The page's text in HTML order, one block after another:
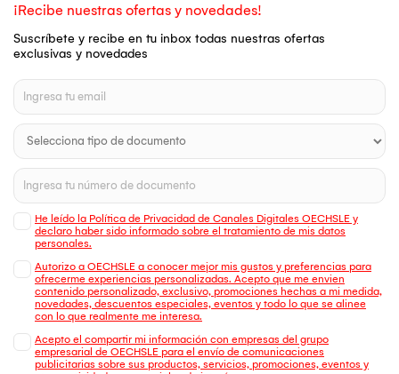
¡Recibe nuestras ofertas y novedades!
Suscríbete y recibe en tu inbox todas nuestras ofertas
exclusivas y novedades
He leído la Política de Privacidad de Canales Digitales OECHSLE y
declaro haber sido informado sobre el tratamiento de mis datos
personales.
Autorizo a OECHSLE a conocer mejor mis gustos y preferencias para
ofrecerme experiencias personalizadas. Acepto que me envien
contenido personalizado, exclusivo, promociones hechas a mi medida,
novedades, descuentos especiales, eventos y todo lo que se alinee
con lo que realmente me interesa.
Acepto el compartir mi información con empresas del grupo
empresarial de OECHSLE para el envío de comunicaciones
publicitarias sobre sus productos, servicios, promociones, eventos y